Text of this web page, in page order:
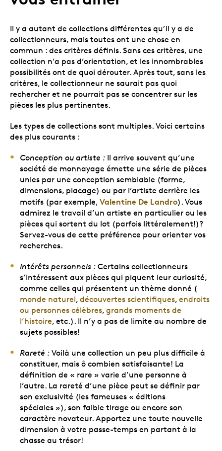
Il y a autant de collections différentes qu’il y a de
collectionneurs, mais toutes ont une chose en
commun : des critères définis. Sans ces critères, une
collection n’a pas d’orientation, et les innombrables
possibilités ont de quoi dérouter. Après tout, sans les
critères, le collectionneur ne saurait pas quoi
rechercher et ne pourrait pas se concentrer sur les
pièces les plus pertinentes.
Les types de collections sont multiples. Voici certains
des plus courants :
Conception ou artiste : Il arrive souvent qu’une
société de monnayage émette une série de pièces
unies par une conception semblable (forme,
dimensions, placage) ou par l’artiste derrière les
motifs (par exemple, Valentine De Landro). Vous
admirez le travail d’un artiste en particulier ou les
pièces qui sortent du lot (parfois littéralement!)?
Servez-vous de cette préférence pour orienter vos
recherches.
Intérêts personnels : Certains collectionneurs
s’intéressent aux pièces qui piquent leur curiosité,
comme celles qui présentent un thème donné (
monde naturel, découvertes scientifiques, endroits
ou personnes célèbres, grands moments de
l’histoire, etc.). Il n’y a pas de limite au nombre de
sujets possibles!
Rareté : Voilà une collection un peu plus difficile à
constituer, mais ô combien satisfaisante! La
définition de « rare » varie d’une personne à
l’autre. La rareté d’une pièce peut se définir par
son exclusivité (les fameuses « éditions
spéciales »), son faible tirage ou encore son
caractère novateur. Apportez une toute nouvelle
dimension à votre passe-temps en partant à la
chasse au trésor!